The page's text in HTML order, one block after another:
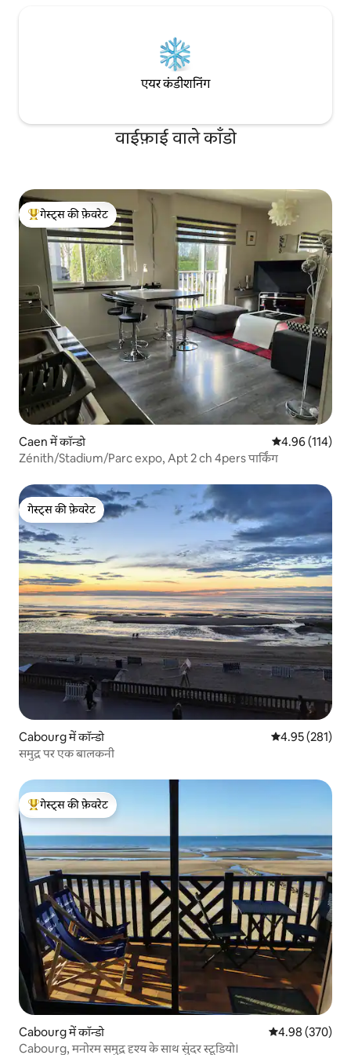
एयर कंडीशनिंग
वाईफ़ाई वाले काँडो
गेस्ट्स का टॉप फ़ेवरेट
गेस्ट्स की फ़ेवरेट
Caen में कॉन्डो औसत रेटिंग 5 में से
4.96 (114)
Zénith/Stadium/Parc expo, Apt 2 ch 4pers पार्किंग
गेस्ट्स की फ़ेवरेट
गेस्ट्स की फ़ेवरेट
Cabourg में कॉन्डो औसत रेटिंग 5 में से
4.95 (281)
समुद्र पर एक बालकनी
गेस्ट्स का टॉप फ़ेवरेट
गेस्ट्स की फ़ेवरेट
Cabourg में कॉन्डो औसत रेटिंग 5 में से
4.98 (370)
Cabourg, मनोरम समुद्र दृश्य के साथ सुंदर स्टूडियो।